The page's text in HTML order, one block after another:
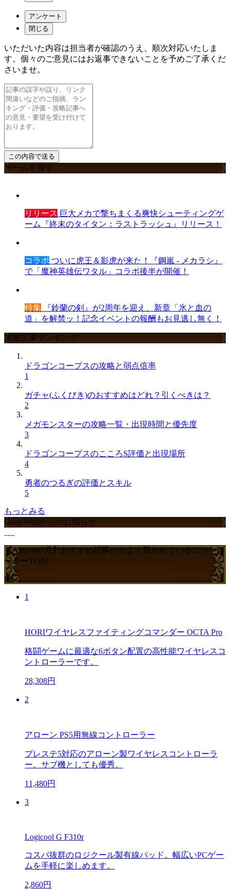
アンケート
閉じる
いただいた内容は担当者が確認のうえ、順次対応いたしま
す。個々のご意見にはお返事できないことを予めご了承くだ
さいませ。
ゲームを探す
リリース 巨大メカで撃ちまくる爽快シューティングゲ
ーム『終末のタイタン：ラストラッシュ』リリース！
コラボ ついに虎王＆影虎が来た！『鋼嵐 - メカラシ』
で「魔神英雄伝ワタル」コラボ後半が開催！
特集 『鈴蘭の剣』が2周年を迎え、新章「氷と血の
道」を解禁ッ！記念イベントの報酬もお見逃し無く！
攻略記事ランキング
ドラゴンコープスの攻略と弱点倍率
1
ガチャ(ふくびき)のおすすめはどれ？引くべきは？
2
メガモンスターの攻略一覧・出現時間と優先度
3
ドラゴンコープスのこころS評価と出現場所
4
勇者のつるぎの評価とスキル
5
もっとみる
GameWithからのお知らせ
【Amazon7月】おすすめ記事からよく買われているコントロ
ーラーTOP4
PR
1
HORIワイヤレスファイティングコマンダー OCTA Pro
格闘ゲームに最適な6ボタン配置の高性能ワイヤレスコ
ントローラーです。
28,308円
2
アローン PS5用無線コントローラー
プレステ5対応のアローン製ワイヤレスコントローラ
ー。サブ機としても優秀。
11,480円
3
Logicool G F310r
コスパ抜群のロジクール製有線パッド。幅広いPCゲー
ムを手軽に楽しめます。
2,860円